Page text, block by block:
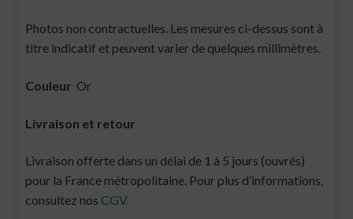
Photos non contractuelles. Les mesures ci-dessus sont à
titre indicatif et peuvent varier de quelques millimètres.
Couleur Or
Livraison et retour
Livraison offerte dans un délai de 1 à 5 jours (ouvrés)
pour la France métropolitaine. Pour plus d’informations,
consultez nos CGV.